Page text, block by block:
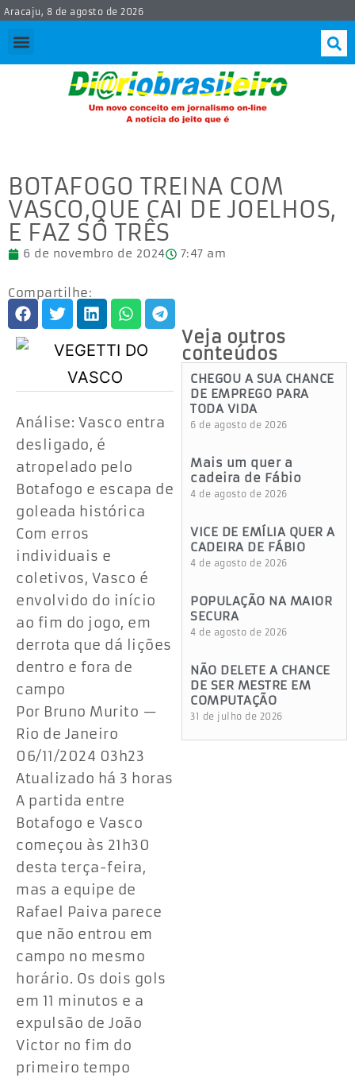
Aracaju, 8 de agosto de 2026
BOTAFOGO TREINA COM
VASCO,QUE CAI DE JOELHOS,
E FAZ SÓ TRÊS
6 de novembro de 2024 7:47 am
Compartilhe:
Análise: Vasco entra
desligado, é
atropelado pelo
Botafogo e escapa de
goleada histórica
Com erros
individuais e
coletivos, Vasco é
envolvido do início
ao fim do jogo, em
derrota que dá lições
dentro e fora de
campo
Por Bruno Murito —
Rio de Janeiro
06/11/2024 03h23
Atualizado há 3 horas
A partida entre
Botafogo e Vasco
começou às 21h30
desta terça-feira,
mas a equipe de
Rafael Paiva parece
que não entrou em
campo no mesmo
horário. Os dois gols
em 11 minutos e a
expulsão de João
Victor no fim do
primeiro tempo
Veja outros
conteúdos
CHEGOU A SUA CHANCE
DE EMPREGO PARA
TODA VIDA
6 de agosto de 2026
Mais um quer a
cadeira de Fábio
4 de agosto de 2026
VICE DE EMÍLIA QUER A
CADEIRA DE FÁBIO
4 de agosto de 2026
POPULAÇÃO NA MAIOR
SECURA
4 de agosto de 2026
NÃO DELETE A CHANCE
DE SER MESTRE EM
COMPUTAÇÃO
31 de julho de 2026